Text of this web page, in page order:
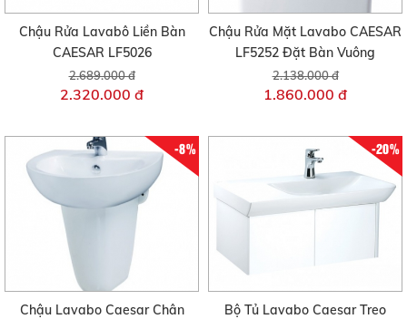
Chậu Rửa Lavabô Liền Bàn
CAESAR LF5026
2.689.000 đ
2.320.000 đ
Chậu Rửa Mặt Lavabo CAESAR
LF5252 Đặt Bàn Vuông
2.138.000 đ
1.860.000 đ
-8%
Chậu Lavabo Caesar Chân
-20%
Bộ Tủ Lavabo Caesar Treo